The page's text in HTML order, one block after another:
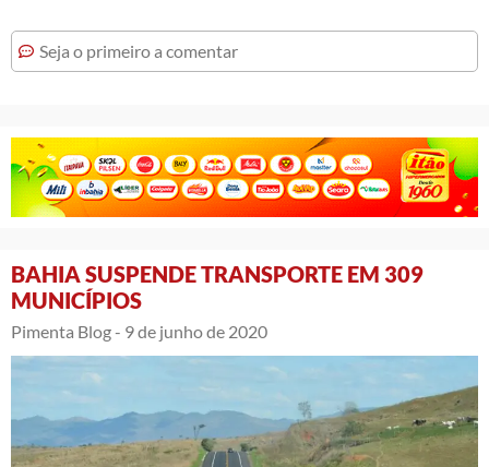
Seja o primeiro a comentar
BAHIA SUSPENDE TRANSPORTE EM 309
MUNICÍPIOS
Pimenta Blog - 9 de junho de 2020